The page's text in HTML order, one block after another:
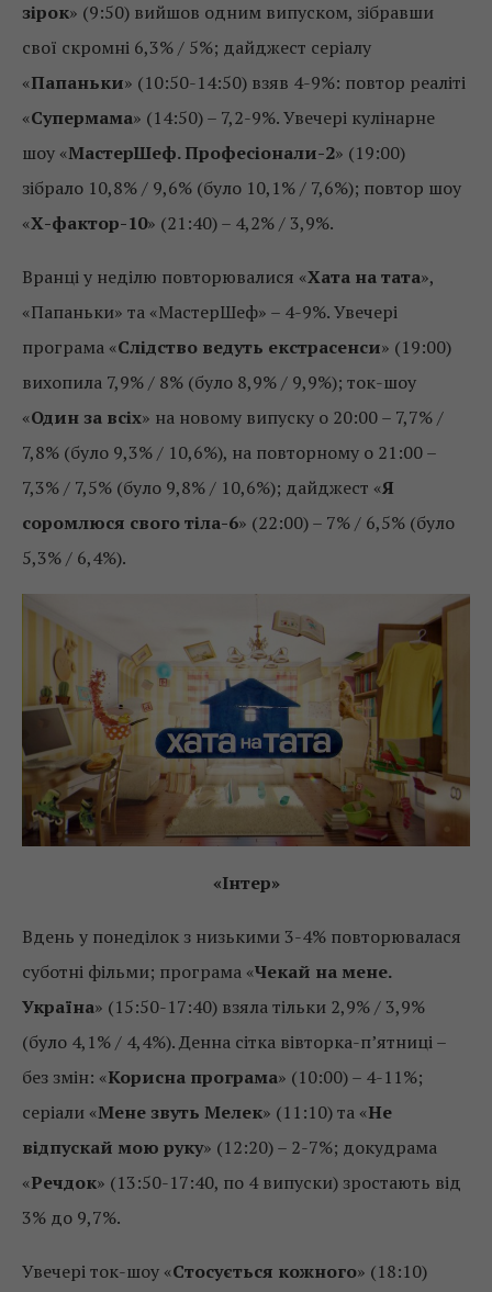
зірок» (9:50) вийшов одним випуском, зібравши
свої скромні 6,3% / 5%; дайджест серіалу
«Папаньки» (10:50-14:50) взяв 4-9%: повтор реаліті
«Супермама» (14:50) – 7,2-9%. Увечері кулінарне
шоу «МастерШеф. Професіонали-2» (19:00)
зібрало 10,8% / 9,6% (було 10,1% / 7,6%); повтор шоу
«Х-фактор-10» (21:40) – 4,2% / 3,9%.
Вранці у неділю повторювалися «Хата на тата»,
«Папаньки» та «МастерШеф» – 4-9%. Увечері
програма «Слідство ведуть екстрасенси» (19:00)
вихопила 7,9% / 8% (було 8,9% / 9,9%); ток-шоу
«Один за всіх» на новому випуску о 20:00 – 7,7% /
7,8% (було 9,3% / 10,6%), на повторному о 21:00 –
7,3% / 7,5% (було 9,8% / 10,6%); дайджест «Я
соромлюся свого тіла-6» (22:00) – 7% / 6,5% (було
5,3% / 6,4%).
«Інтер»
Вдень у понеділок з низькими 3-4% повторювалася
суботні фільми; програма «Чекай на мене.
Україна» (15:50-17:40) взяла тільки 2,9% / 3,9%
(було 4,1% / 4,4%). Денна сітка вівторка-п’ятниці –
без змін: «Корисна програма» (10:00) – 4-11%;
серіали «Мене звуть Мелек» (11:10) та «Не
відпускай мою руку» (12:20) – 2-7%; докудрама
«Речдок» (13:50-17:40, по 4 випуски) зростають від
3% до 9,7%.
Увечері ток-шоу «Стосується кожного» (18:10)